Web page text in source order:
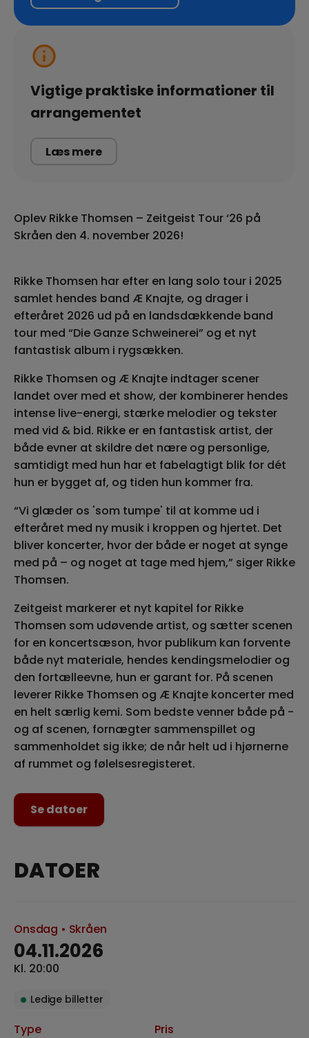
Oplev Rikke Thomsen – Zeitgeist Tour ‘26 på
Skråen den 4. november 2026!
Rikke Thomsen har efter en lang solo tour i 2025
samlet hendes band Æ Knajte, og drager i
efteråret 2026 ud på en landsdækkende band
tour med “Die Ganze Schweinerei” og et nyt
fantastisk album i rygsækken.
Rikke Thomsen og Æ Knajte indtager scener
landet over med et show, der kombinerer hendes
intense live-energi, stærke melodier og tekster
med vid & bid. Rikke er en fantastisk artist, der
både evner at skildre det nære og personlige,
samtidigt med hun har et fabelagtigt blik for dét
hun er bygget af, og tiden hun kommer fra.
“Vi glæder os 'som tumpe' til at komme ud i
efteråret med ny musik i kroppen og hjertet. Det
bliver koncerter, hvor der både er noget at synge
med på – og noget at tage med hjem,” siger Rikke
Thomsen.
Zeitgeist markerer et nyt kapitel for Rikke
Thomsen som udøvende artist, og sætter scenen
for en koncertsæson, hvor publikum kan forvente
både nyt materiale, hendes kendingsmelodier og
den fortælleevne, hun er garant for. På scenen
leverer Rikke Thomsen og Æ Knajte koncerter med
en helt særlig kemi. Som bedste venner både på -
og af scenen, fornægter sammenspillet og
sammenholdet sig ikke; de når helt ud i hjørnerne
af rummet og følelsesregisteret.
Se datoer
Vigtige praktiske informationer til
arrangementet
Læs mere
DATOER
Onsdag • Skråen
04.11.2026
Kl. 20:00
Ledige billetter
Type Pris